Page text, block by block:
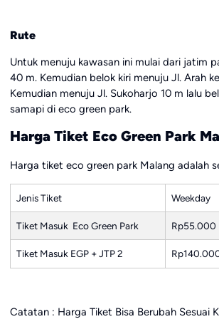
Rute
Untuk menuju kawasan ini mulai dari jatim
40 m. Kemudian belok kiri menuju Jl. Arah
Kemudian menuju Jl. Sukoharjo 10 m lalu
samapi di eco green park.
Harga Tiket Eco Green Park
Harga tiket eco green park Malang adalah
Jenis Tiket Weekday
Tiket Masuk Eco Green Park Rp55.000
Tiket Masuk EGP + JTP 2
Catatan : Harga Tiket Bisa Berubah Sesuai